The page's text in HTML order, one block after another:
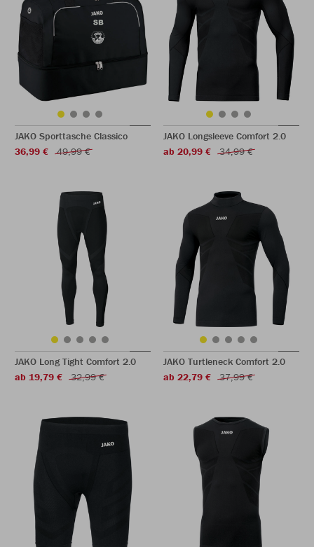
JAKO Sporttasche Classico
36,99 €
49,99 €
JAKO Longsleeve Comfort 2.0
ab 20,99 €
34,99 €
JAKO Long Tight Comfort 2.0
ab 19,79 €
32,99 €
JAKO Turtleneck Comfort 2.0
ab 22,79 €
37,99 €